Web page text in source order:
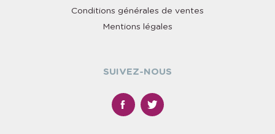
Conditions générales de ventes
Mentions légales
SUIVEZ-NOUS